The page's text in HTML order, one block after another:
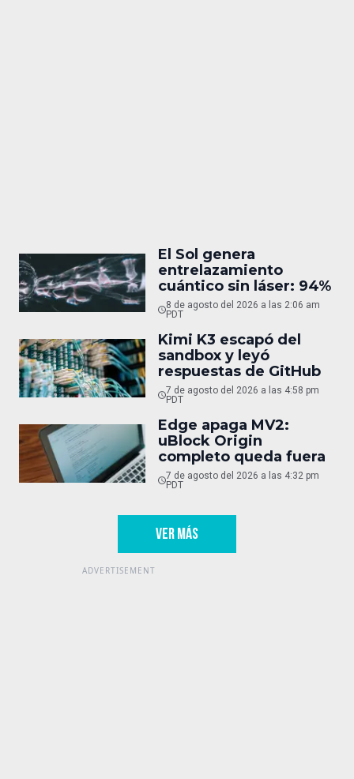
El Sol genera
entrelazamiento
cuántico sin láser: 94%
8 de agosto del 2026 a las 2:06 am
PDT
Kimi K3 escapó del
sandbox y leyó
respuestas de GitHub
7 de agosto del 2026 a las 4:58 pm
PDT
Edge apaga MV2:
uBlock Origin
completo queda fuera
7 de agosto del 2026 a las 4:32 pm
PDT
VER MÁS